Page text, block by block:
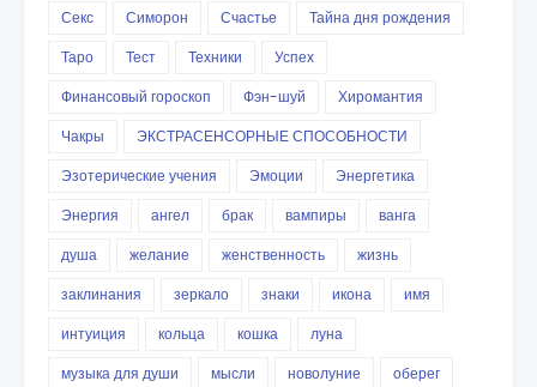
Секс
Симорон Счастье
Тайна дня рождения
Таро
Тест Техники
Успех
Финансовый гороскоп
Фэн-шуй
Хиромантия
Чакры
ЭКСТРАСЕНСОРНЫЕ СПОСОБНОСТИ
Эзотерические учения
Эмоции
Энергетика
Энергия
ангел брак вампиры
ванга
душа
желание женственность
жизнь
заклинания
зеркало знаки икона
имя
интуиция
кольца кошка
луна
музыка для души
мысли новолуние
оберег